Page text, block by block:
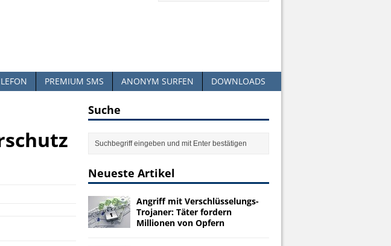
PREMIUM SMS ANONYM SURFEN DOWNLOADS
Suche
Neueste Artikel
Angriff mit Verschlüsselungs-
Trojaner: Täter fordern
Millionen von Opfern